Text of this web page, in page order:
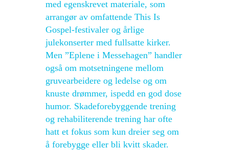
med egenskrevet materiale, som
arrangør av omfattende This Is
Gospel-festivaler og årlige
julekonserter med fullsatte kirker.
Men ”Eplene i Messehagen” handler
også om motsetningene mellom
gruvearbeidere og ledelse og om
knuste drømmer, ispedd en god dose
humor. Skadeforebyggende trening
og rehabiliterende trening har ofte
hatt et fokus som kun dreier seg om
å forebygge eller bli kvitt skader.